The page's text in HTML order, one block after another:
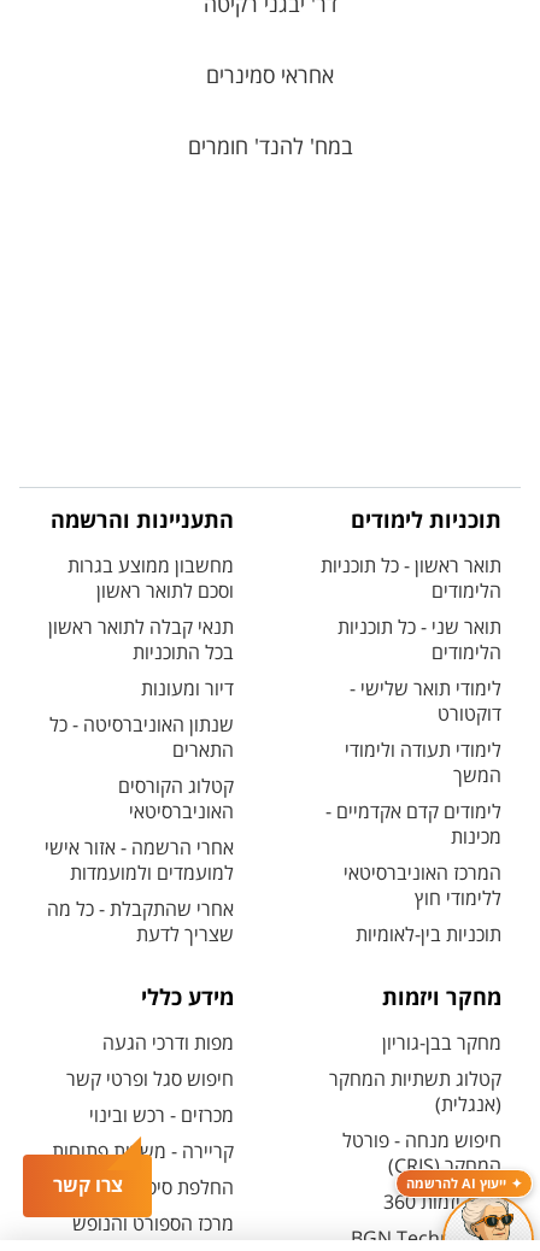
צרו קשר ייעוץ AI להרשמה
אחראי סמינרים
במח' להנד' חומרים
תוכניות לימודים
תואר ראשון - כל תוכניות
הלימודים
תואר שני - כל תוכניות
הלימודים
לימודי תואר שלישי -
דוקטורט
לימודי תעודה ולימודי
המשך
לימודים קדם אקדמיים -
מכינות
המרכז האוניברסיטאי
ללימודי חוץ
תוכניות בין-לאומיות
התעניינות והרשמה
מחשבון ממוצע בגרות
וסכם לתואר ראשון
תנאי קבלה לתואר ראשון
בכל התוכניות
דיור ומעונות
שנתון האוניברסיטה - כל
התארים
קטלוג הקורסים
האוניברסיטאי
אחרי הרשמה - אזור אישי
למועמדים ולמועמדות
אחרי שהתקבלת - כל מה
שצריך לדעת
מחקר ויזמות
מחקר בבן-גוריון
קטלוג תשתיות המחקר
(אנגלית)
חיפוש מנחה - פורטל
המחקר (CRIS)
מרכז יזמות 360
BGN Technology
מידע כללי
מפות ודרכי הגעה
חיפוש סגל ופרטי קשר
מכרזים - רכש ובינוי
קריירה - משרות פתוחות
החלפת סיסמה ארגונית
מרכז הספורט והנופש